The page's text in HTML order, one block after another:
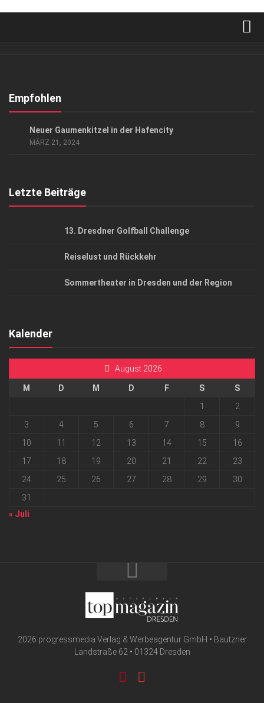
Kontakt, Impressum
Empfohlen
Neuer Gaumenkitzel in der Hafencity
MÄRZ 21, 2024
Letzte Beiträge
13. Dresdner Golfball Challenge
Reiselust und Rückkehr
Sommertheater in Dresden und der Region
Kalender
August 2026
M D M D F S
S
1
2
3
4 5 6 7 8
9
10
11 12 13 14 15
16
17
18 19 20 21 22
23
24
25 26 27 28 29
30
31
« Juli
2026 progressmedia Verlag & Werbeagentur GmbH • Bautzner
Landstraße 62 • 01324 Dresden